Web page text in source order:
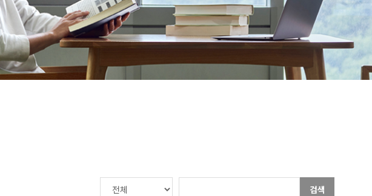
검색